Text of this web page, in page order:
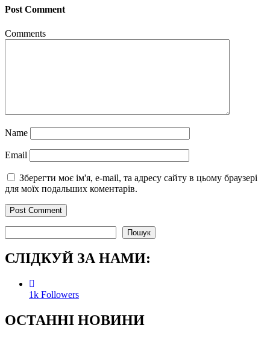
Post Comment
Comments
Name
Email
Зберегти моє ім'я, e-mail, та адресу сайту в цьому браузері
для моїх подальших коментарів.
Пошук
СЛІДКУЙ ЗА НАМИ:
1k Followers
ОСТАННІ НОВИНИ